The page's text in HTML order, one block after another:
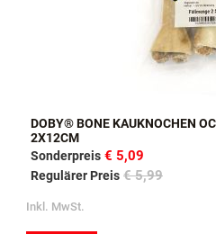
DOBY® BONE KAUKNOCHEN
2X12CM
Sonderpreis € 5,09
Regulärer Preis € 5,99
Inkl. MwSt.